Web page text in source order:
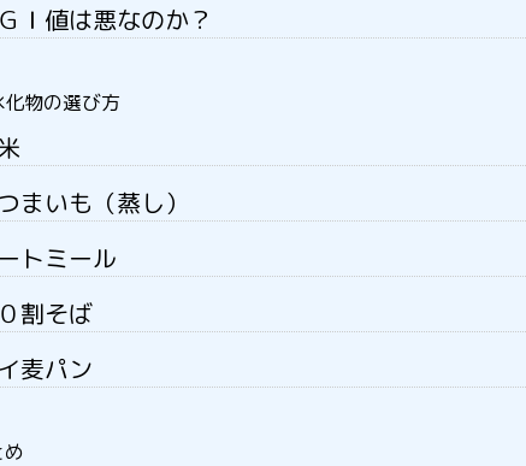
Ｉ値は悪なのか？
化物の選び方
まいも（蒸し）
トミール
割そば
麦パン
め